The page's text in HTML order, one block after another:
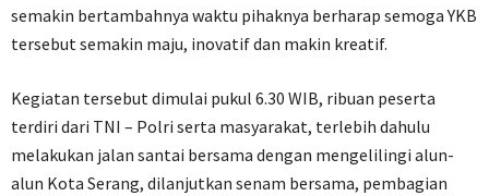
semakin bertambahnya waktu pihaknya berharap semoga YKB
tersebut semakin maju, inovatif dan makin kreatif.
Kegiatan tersebut dimulai pukul 6.30 WIB, ribuan peserta
terdiri dari TNI – Polri serta masyarakat, terlebih dahulu
melakukan jalan santai bersama dengan mengelilingi alun-
alun Kota Serang, dilanjutkan senam bersama, pembagian